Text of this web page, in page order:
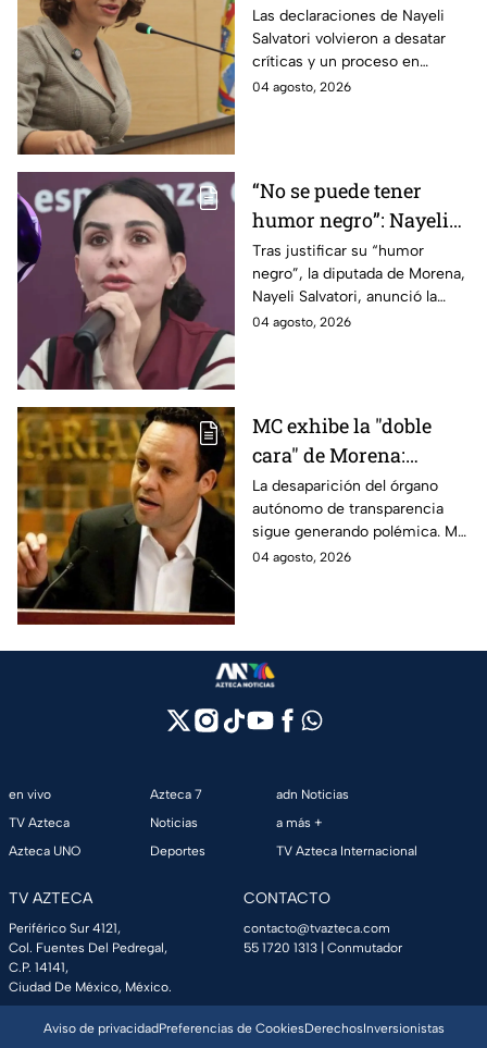
que han acompañado a
Nayeli Salvatori desde
2018
Las declaraciones de Nayeli
Salvatori volvieron a desatar
críticas y un proceso en
Morena. Estas son las
04 agosto, 2026
“No se puede tener
humor negro”: Nayeli
Salvatori cancela su
podcast tras burlas a
adultos mayores
Tras justificar su “humor
negro”, la diputada de Morena,
Nayeli Salvatori, anunció la
cancelación de su podcast
04 agosto, 2026
MC exhibe la "doble
cara" de Morena:
desaparece al vigilante
y promete más
transparencia
La desaparición del órgano
autónomo de transparencia
sigue generando polémica. MC
acusó que el Gobierno ahora
04 agosto, 2026
en vivo
TV Azteca
Azteca UNO
Azteca 7
Noticias
Deportes
adn Noticias
a más +
TV Azteca Internacional
TV AZTECA
Periférico Sur 4121,
Col. Fuentes Del Pedregal,
C.P. 14141,
Ciudad De México, México.
CONTACTO
contacto@tvazteca.com
55 1720 1313 | Conmutador
Aviso de privacidadPreferencias de CookiesDerechosInversionistas